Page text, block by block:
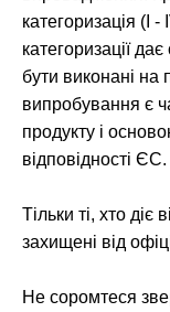
категоризація (I
категоризації
бути виконані на
випробування є
продукту і
відповідності ЄС.
Тільки ті, хто діє
захищені від
Не соромтеся